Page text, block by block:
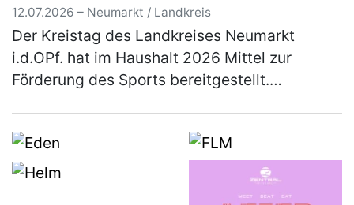
12.07.2026 – Neumarkt / Landkreis
Der Kreistag des Landkreises Neumarkt
i.d.OPf. hat im Haushalt 2026 Mittel zur
Förderung des Sports bereitgestellt.
werden, …